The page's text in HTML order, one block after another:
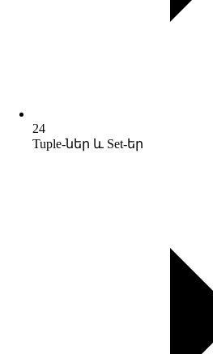
24
Tuple-ներ և Set-եր